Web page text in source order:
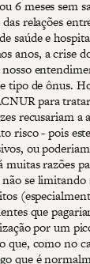
6 meses sem
relações
saúde e
anos, a crise
tipo de ônus.
para
recusariam a
risco - pois
ou
razões
se limitando
que
por um
que, como no
que é